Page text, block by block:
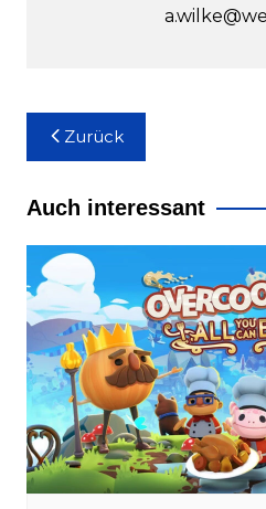
Beitragsnavigation
Zurück
Auch interessant